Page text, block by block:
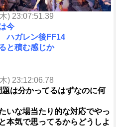
) 23:07:51.39
今
ガレン後FF14
と積む感じか
) 23:12:06.78
は分かってるはずなのに何
いな場当たり的な対応でやっ
本気で思ってるからどうしよ